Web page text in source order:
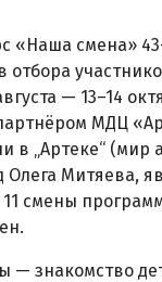
«Наша смена»
отбора
— 13–14
МДЦ
в „Артеке“ (мир
Олега Митяева,
смены
— знакомство